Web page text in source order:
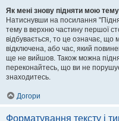
Як мені знову підняти мою
Натиснувши на посилання
тему в верхню частину першої
відбувається, то це означає, що
відключена, або час, який
ще не вийшов. Також можна
переконайтесь, що ви не
знаходитесь.
Догори
Форматування тексту і